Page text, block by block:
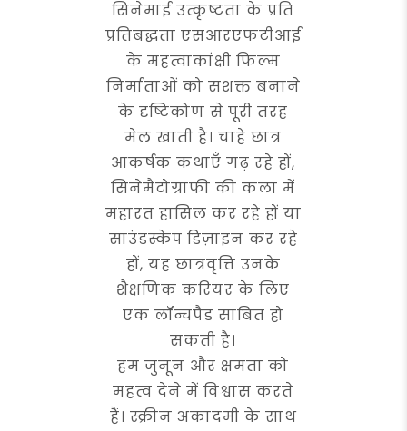
सिनेमाई उत्कृष्टता के प्रति
प्रतिबद्धता एसआरएफटीआई
के महत्वाकांक्षी फिल्म
निर्माताओं को सशक्त बनाने
के दृष्टिकोण से पूरी तरह
मेल खाती है। चाहे छात्र
आकर्षक कथाएँ गढ़ रहे हों,
सिनेमैटोग्राफी की कला में
महारत हासिल कर रहे हों या
साउंडस्केप डिज़ाइन कर रहे
हों, यह छात्रवृत्ति उनके
शैक्षणिक करियर के लिए
एक लॉन्चपैड साबित हो
सकती है।
हम जुनून और क्षमता को
महत्व देने में विश्वास करते
हैं। स्क्रीन अकादमी के साथ